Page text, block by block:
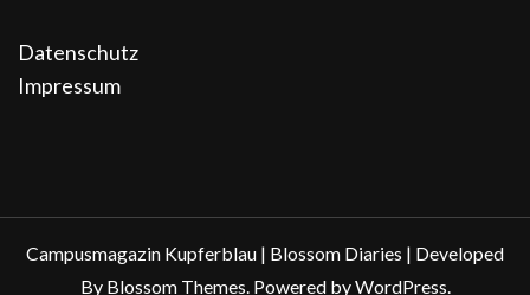
Datenschutz
Impressum
Campusmagazin Kupferblau | Blossom Diaries | Developed
By Blossom Themes. Powered byWordPress.